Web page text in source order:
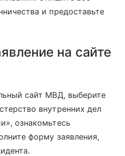
и предоставьте
на сайте
сайт МВД, выберите
внутренних дел
ознакомьтесь
форму заявления,